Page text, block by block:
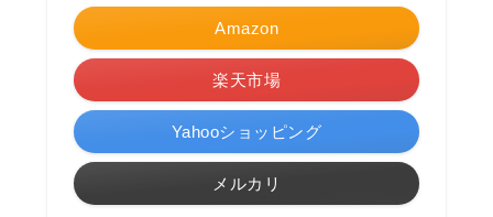
Amazon
楽天市場
Yahooショッピング
メルカリ